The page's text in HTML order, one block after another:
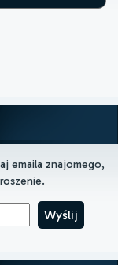
emaila znajomego,